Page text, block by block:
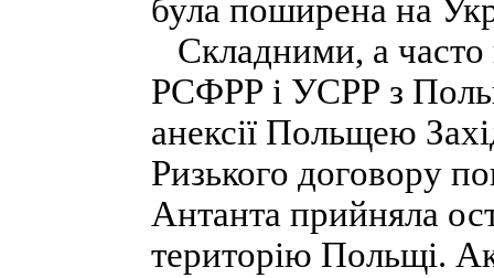
була поширена на
Складними, а
РСФРР і УСРР з
анексії Польщею
Ризького договору
Антанта прийняла
територію Польщі.